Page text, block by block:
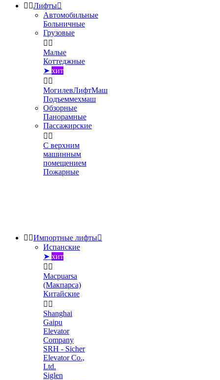
 Лифты
Автомобильные
Больничные
Грузовые
 
Малые
Коттеджные
➤ хит
 
МогилевЛифтМаш
Подъеммехмаш
Обзорные
Панорамные
Пассажирские
 
С верхним
машинным
помещением
Пожарные
 Импортные лифты
Испанские
➤ хит
 
Macpuarsa
(Макпарса)
Китайские
 
Shanghai
Gaipu
Elevator
Company
SRH - Sicher
Elevator Co.,
Ltd.
Siglen